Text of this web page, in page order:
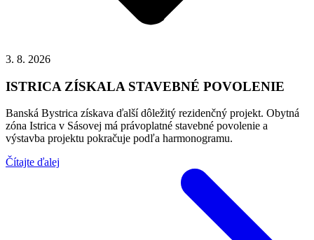
3. 8. 2026
ISTRICA ZÍSKALA STAVEBNÉ POVOLENIE
Banská Bystrica získava ďalší dôležitý rezidenčný projekt. Obytná
zóna Istrica v Sásovej má právoplatné stavebné povolenie a
výstavba projektu pokračuje podľa harmonogramu.
Čítajte ďalej